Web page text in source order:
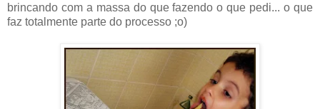
brincando com a massa do que fazendo o que pedi... o que
faz totalmente parte do processo ;o)